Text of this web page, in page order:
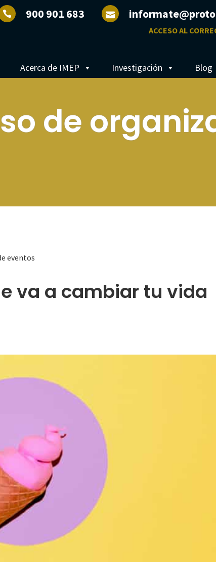
900 901 683
ACCESO AL
Acerca de IMEP Investigación Blog
de
eventos
va a cambiar tu vida